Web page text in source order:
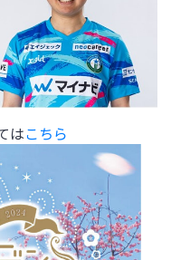
はこちら